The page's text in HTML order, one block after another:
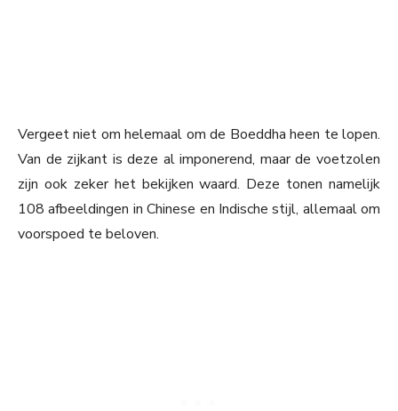
Vergeet niet om helemaal om de Boeddha heen te lopen.
Van de zijkant is deze al imponerend, maar de voetzolen
zijn ook zeker het bekijken waard. Deze tonen namelijk
108 afbeeldingen in Chinese en Indische stijl, allemaal om
voorspoed te beloven.